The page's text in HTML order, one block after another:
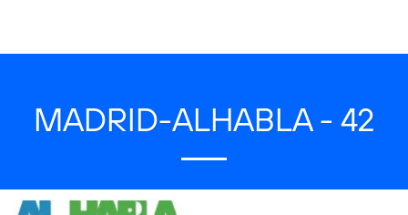
MADRID-ALHABLA - 42